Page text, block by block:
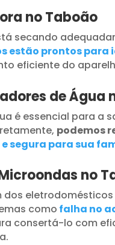
no Taboão
secando
estão prontos
eficiente do
de Água
é essencial para a
podemos
segura para sua
no
dos
como falha no
consertá-lo com